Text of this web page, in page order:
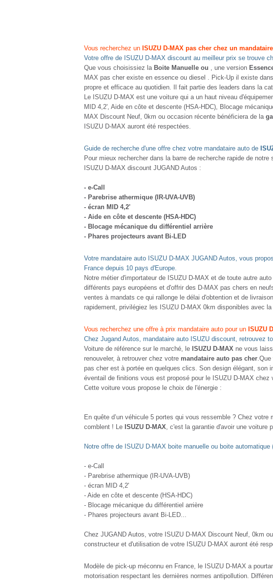
Vous recherchez un ISUZU D-MAX pas cher chez un
Votre offre de ISUZU D-MAX discount au meilleur prix se trouve
Que vous choisissiez la Boite Manuelle ou , une version
MAX pas cher existe en essence ou diesel . Pick-Up il existe
propre et efficace au quotidien. Il fait partie des leaders dans la
Le ISUZU D-MAX est une voiture qui a un haut niveau
MID 4,2', Aide en côte et descente (HSA-HDC), Blocage
MAX Discount Neuf, 0km ou occasion récente bénéficiera de la
ISUZU D-MAX auront été respectées.
Guide de recherche d'une offre chez votre mandataire auto de
Pour mieux rechercher dans la barre de recherche rapide de
ISUZU D-MAX discount JUGAND Autos :
- e-Call
- Parebrise athermique (IR-UVA-UVB)
- écran MID 4,2'
- Aide en côte et descente (HSA-HDC)
- Blocage mécanique du différentiel arrière
- Phares projecteurs avant Bi-LED
Votre mandataire auto ISUZU D-MAX JUGAND Autos, vous
France depuis 10 pays d'Europe.
Notre métier d'importateur de ISUZU D-MAX et de toute autre
différents pays européens et d'offrir des D-MAX pas chers en
ventes à mandats ce qui rallonge le délai d'obtention et de
rapidement, privilégiez les ISUZU D-MAX 0km disponibles avec
Vous recherchez une offre à prix mandataire auto pour un ISUZU
Chez Jugand Autos, mandataire auto ISUZU discount, retrouvez
Voiture de référence sur le marché, le ISUZU D-MAX ne vous
renouveler, à retrouver chez votre mandataire auto pas cher
pas cher est à portée en quelques clics. Son design élégant, son
éventail de finitions vous est proposé pour le ISUZU D-MAX chez
Cette voiture vous propose le choix de l'énergie :
En quête d’un véhicule 5 portes qui vous ressemble ? Chez
comblent ! Le ISUZU D-MAX , c'est la garantie d'avoir une
Notre offre de ISUZU D-MAX boite manuelle ou boite
- e-Call
- Parebrise athermique (IR-UVA-UVB)
- écran MID 4,2'
- Aide en côte et descente (HSA-HDC)
- Blocage mécanique du différentiel arrière
- Phares projecteurs avant Bi-LED...
Chez JUGAND Autos, votre ISUZU D-MAX Discount Neuf, 0km
constructeur et d'utilisation de votre ISUZU D-MAX auront été
Modèle de pick-up méconnu en France, le ISUZU D-MAX a
motorisation respectant les dernières normes antipollution.